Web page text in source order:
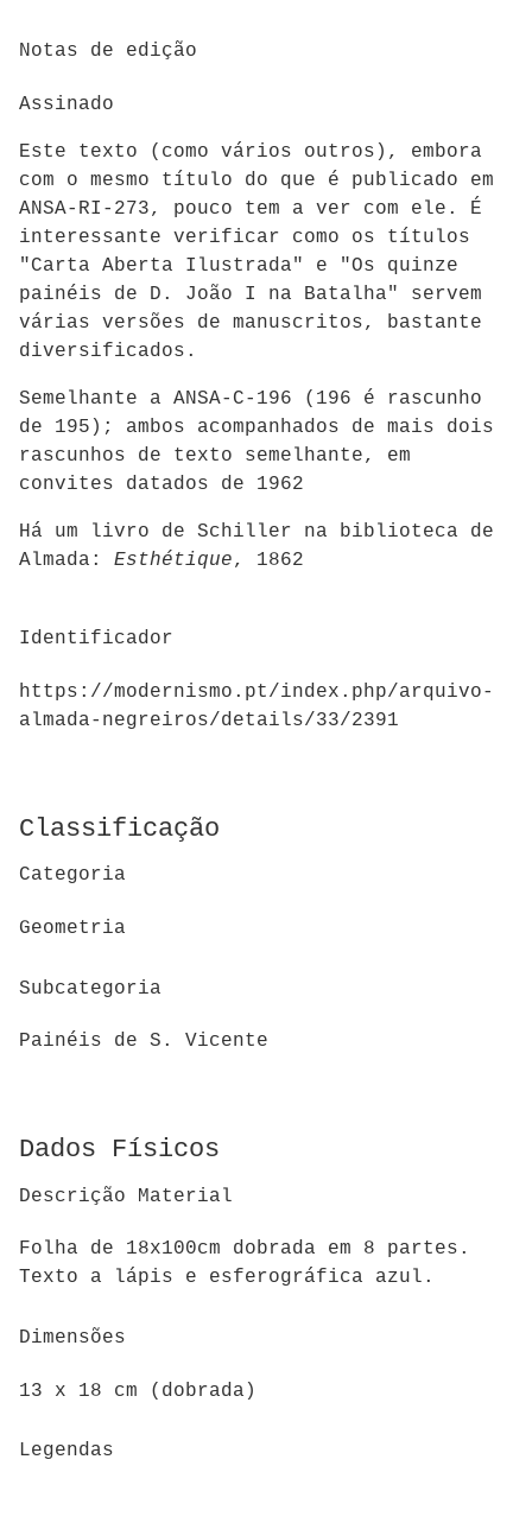
Notas de edição
Assinado
Este texto (como vários outros), embora
com o mesmo título do que é publicado em
ANSA-RI-273, pouco tem a ver com ele. É
interessante verificar como os títulos
"Carta Aberta Ilustrada" e "Os quinze
painéis de D. João I na Batalha" servem
várias versões de manuscritos, bastante
diversificados.
Semelhante a ANSA-C-196 (196 é rascunho
de 195); ambos acompanhados de mais dois
rascunhos de texto semelhante, em
convites datados de 1962
Há um livro de Schiller na biblioteca de
Almada: Esthétique, 1862
Identificador
https://modernismo.pt/index.php/arquivo-
almada-negreiros/details/33/2391
Classificação
Categoria
Geometria
Subcategoria
Painéis de S. Vicente
Dados Físicos
Descrição Material
Folha de 18x100cm dobrada em 8 partes.
Texto a lápis e esferográfica azul.
Dimensões
13 x 18 cm (dobrada)
Legendas